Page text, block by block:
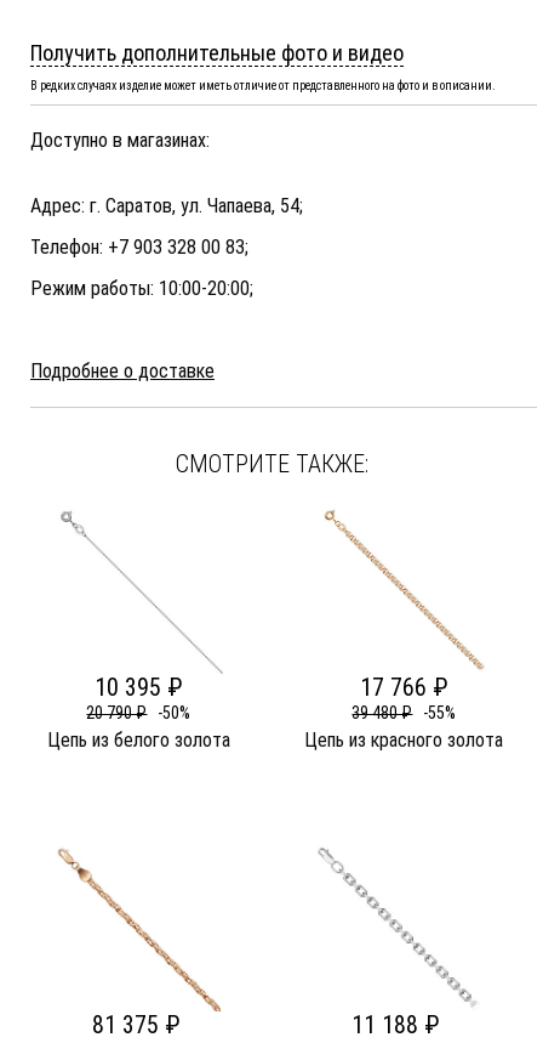
Получить дополнительные фото и видео
В редких случаях изделие может иметь отличие от представленного на фото и в описании.
Доступно в магазинах:
Адрес: г. Саратов, ул. Чапаева, 54;
Телефон: +7 903 328 00 83;
Режим работы: 10:00-20:00;
Подробнее о доставке
СМОТРИТЕ ТАКЖЕ:
10 395 ₽
20 790 ₽ -50%
Цепь из белого золота
17 766 ₽
39 480 ₽ -55%
Цепь из красного золота
81 375 ₽ 11 188 ₽